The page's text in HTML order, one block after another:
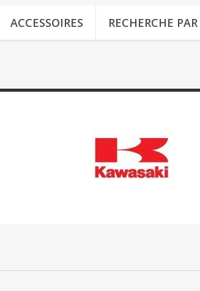
ACCESSOIRES RECHERCHE